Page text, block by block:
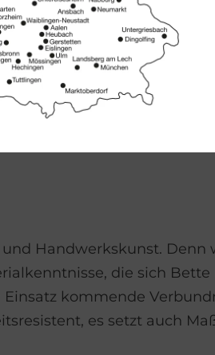
Handwerkskunst. Denn
die sich
kommende
es setzt auch